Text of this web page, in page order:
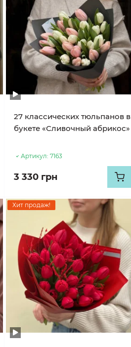
27 классических тюльпанов в
букете «Сливочный абрикос»
Артикул: 7163
3 330 грн
Хит продаж!